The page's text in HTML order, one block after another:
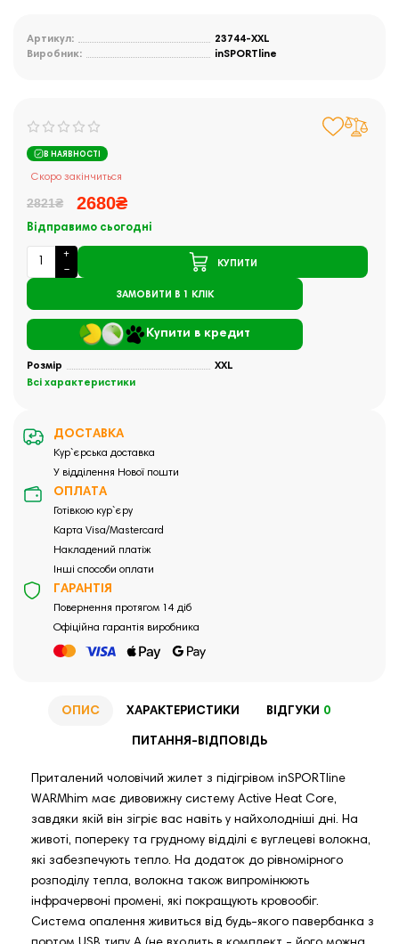
Артикул:
23744-XXL
Виробник:
inSPORTline
В НАЯВНОСТІ
Скоро закінчиться
2821₴ 2680₴
Відправимо сьогодні
КУПИТИ
ЗАМОВИТИ В 1 КЛІК
Купити в кредит
Розмір
XXL
Всі характеристики
ДОСТАВКА
Кур`єрська доставка
У відділення Нової пошти
ОПЛАТА
Готівкою кур`єру
Карта Visa/Mastercard
Накладений платіж
Інші способи оплати
ГАРАНТІЯ
Повернення протягом 14 діб
Офіційна гарантія виробника
ОПИС ХАРАКТЕРИСТИКИ ВІДГУКИ 0
ПИТАННЯ-ВІДПОВІДЬ
Приталений чоловічий жилет з підігрівом inSPORTline
WARMhim має дивовижну систему Active Heat Core,
завдяки якій він зігріє вас навіть у найхолодніші дні. На
животі, попереку та грудному відділі є вуглецеві волокна,
які забезпечують тепло. На додаток до рівномірного
розподілу тепла, волокна також випромінюють
інфрачервоні промені, які покращують кровообіг.
Система опалення живиться від будь-якого павербанка з